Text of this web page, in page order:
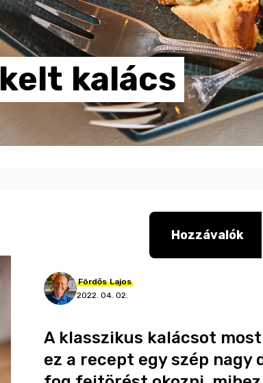
kelt kalács
Hozzávalók
Fördős Lajos
2022. 04. 02.
A klasszikus kalácsot
ez a recept egy szép nagy